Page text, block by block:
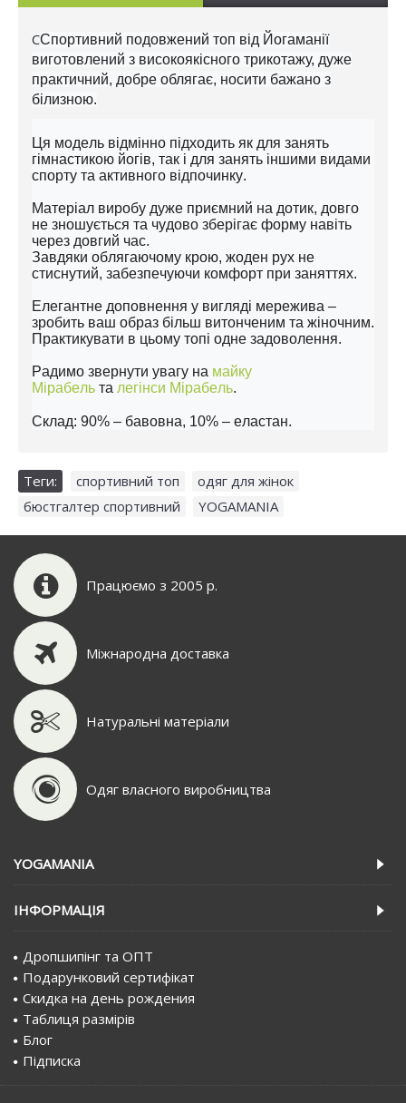
ССпортивний подовжений топ від Йогаманії
виготовлений з високоякісного трикотажу, дуже
практичний, добре облягає, носити бажано з
білизною.
Ця модель відмінно підходить як для занять
гімнастикою йогів, так і для занять іншими видами
спорту та активного відпочинку.
Матеріал виробу дуже приємний на дотик, довго
не зношується та чудово зберігає форму навіть
через довгий час.
Завдяки облягаючому крою, жоден рух не
стиснутий, забезпечуючи комфорт при заняттях.
Елегантне доповнення у вигляді мережива –
зробить ваш образ більш витонченим та жіночним.
Практикувати в цьому топі одне задоволення.
Радимо звернути увагу на майку
Мірабель та легінси Мірабель.
Склад: 90% – бавовна, 10% – еластан.
Теги: спортивний топ одяг для жінок
бюстгалтер спортивний
YOGAMANIA
Працюємо з 2005 р.
Міжнародна доставка
Натуральні матеріали
Одяг власного виробництва
YOGAMANIA
IНФОРМАЦIЯ
Дропшипінг та ОПТ
Подарунковий сертифiкат
Скидка на день рождения
Таблиця размірів
Блог
Пiдписка